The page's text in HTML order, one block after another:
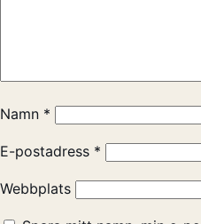
Namn *
E-postadress *
Webbplats